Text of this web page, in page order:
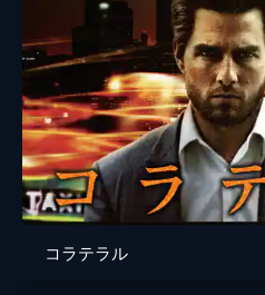
コラテラル